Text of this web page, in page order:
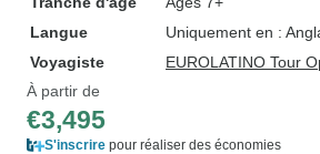
Langue
Uniquement en :
Voyagiste
EUROLATINO Tour
À partir de
€3,495
S'inscrire pour réaliser des économies